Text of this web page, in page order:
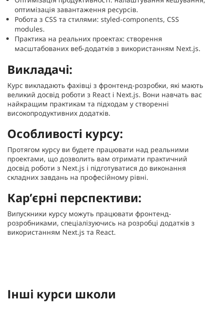
оптимізація завантаження ресурсів.
Робота з CSS та стилями: styled-components, CSS
modules.
Практика на реальних проектах: створення
масштабованих веб-додатків з використанням Next.js.
Викладачі:
Курс викладають фахівці з фронтенд-розробки, які мають
великий досвід роботи з React і Next.js. Вони навчать вас
найкращим практикам та підходам у створенні
високопродуктивних додатків.
Особливості курсу:
Протягом курсу ви будете працювати над реальними
проектами, що дозволить вам отримати практичний
досвід роботи з Next.js і підготуватися до виконання
складних завдань на професійному рівні.
Кар’єрні перспективи:
Випускники курсу можуть працювати фронтенд-
розробниками, спеціалізуючись на розробці додатків з
використанням Next.js та React.
Інші курси школи